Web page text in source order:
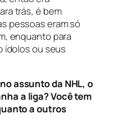
trás, é bem
pessoas eram só
enquanto para
ídolos ou seus
assunto da NHL, o
a liga? Você tem
a outros